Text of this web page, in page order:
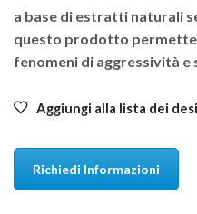
a base di estratti naturali
questo prodotto
fenomeni di aggressività e
Aggiungi alla lista dei
Richiedi Informazioni